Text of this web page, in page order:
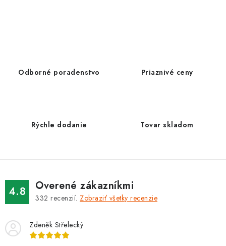
v
k
y
v
p
Odborné poradenstvo Priaznivé ceny
Rýchle dodanie Tovar skladom
4.8 Overené zákazníkmi
332 recenzií. Zobraziť všetky recenzie
Zdeněk Střelecký